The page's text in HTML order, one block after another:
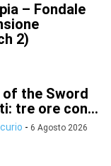
– Fondale
2)
of the Sword
tre ore con...
- 6 Agosto 2026